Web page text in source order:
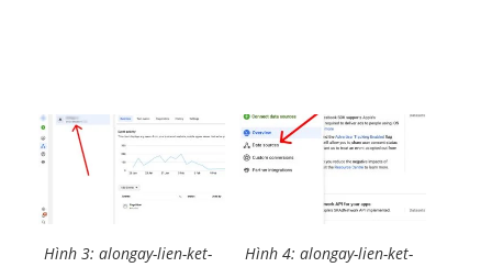
Hình 3: alongay-lien-ket-
Hình 4: alongay-lien-ket-